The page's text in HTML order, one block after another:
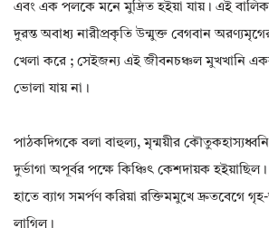
এবং এক পলকে মনে মুদ্রিত হইয়া যায়। এই
দুরন্ত অবাধ্য নারীপ্রকৃতি উন্মুক্ত বেগবান
খেলা করে ; সেইজন্য এই জীবনচঞ্চল মুখখানি
ভোলা যায় না।
পাঠকদিগকে বলা বাহুল্য, মৃন্ময়ীর
দুর্ভাগা অপূর্বর পক্ষে কিঞ্চিৎ কে­শদায়ক
হাতে ব্যাগ সমর্পণ করিয়া রক্তিমমুখে দ্রুতবেগে
লাগিল।